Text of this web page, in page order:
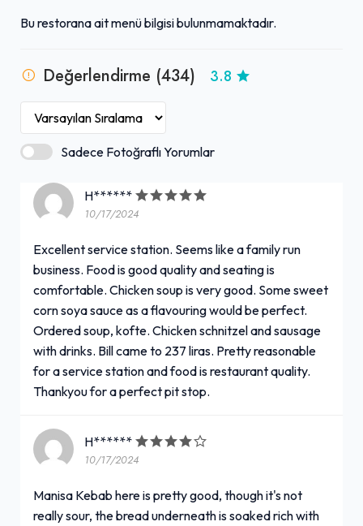
Açık hava oturma alanı
Öğle yemeği servisi
Akşam yemeği servisi
+ Daha Fazla (4)
Bu restorana ait menü bilgisi bulunmamaktadır.
Değerlendirme (434) 3.8
Sadece Fotoğraflı Yorumlar
H******
10/17/2024
Excellent service station. Seems like a family run
business. Food is good quality and seating is
comfortable. Chicken soup is very good. Some sweet
corn soya sauce as a flavouring would be perfect.
Ordered soup, kofte. Chicken schnitzel and sausage
with drinks. Bill came to 237 liras. Pretty reasonable
for a service station and food is restaurant quality.
Thankyou for a perfect pit stop.
H******
10/17/2024
Manisa Kebab here is pretty good, though it's not
really sour, the bread underneath is soaked rich with